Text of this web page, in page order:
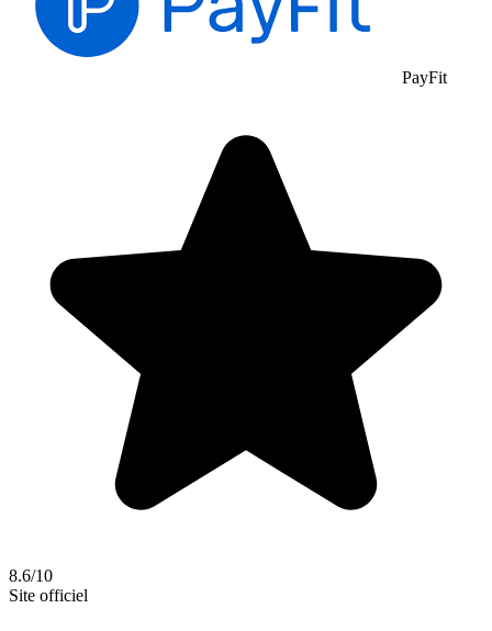
PayFit
8.6/10
Site officiel